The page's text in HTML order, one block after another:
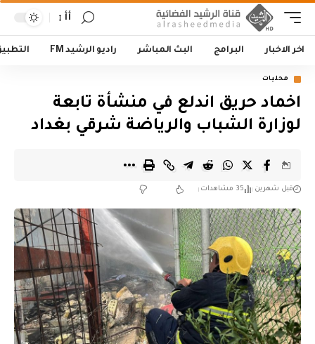
أأ
اخر الاخبار البرامج البث المباشر راديو الرشيد FM
محليات
اخماد حريق اندلع في منشأة تابعة
لوزارة الشباب والرياضة شرقي بغداد
قبل شهرين 35 مشاهدات